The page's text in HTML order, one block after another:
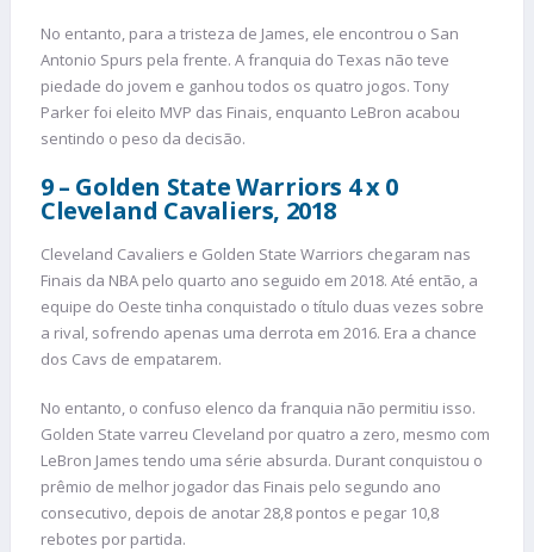
No entanto, para a tristeza de James, ele encontrou o San
Antonio Spurs pela frente. A franquia do Texas não teve
piedade do jovem e ganhou todos os quatro jogos. Tony
Parker foi eleito MVP das Finais, enquanto LeBron acabou
sentindo o peso da decisão.
9 – Golden State Warriors 4 x 0
Cleveland Cavaliers, 2018
Cleveland Cavaliers e Golden State Warriors chegaram nas
Finais da NBA pelo quarto ano seguido em 2018. Até então, a
equipe do Oeste tinha conquistado o título duas vezes sobre
a rival, sofrendo apenas uma derrota em 2016. Era a chance
dos Cavs de empatarem.
No entanto, o confuso elenco da franquia não permitiu isso.
Golden State varreu Cleveland por quatro a zero, mesmo com
LeBron James tendo uma série absurda. Durant conquistou o
prêmio de melhor jogador das Finais pelo segundo ano
consecutivo, depois de anotar 28,8 pontos e pegar 10,8
rebotes por partida.